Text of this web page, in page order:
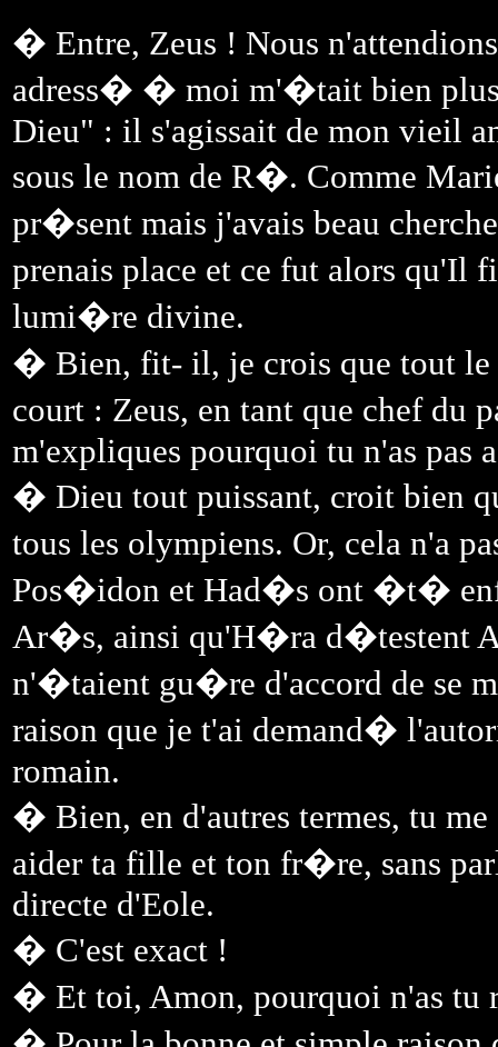
� Entre, Zeus ! Nous
adress� � moi m'�tait bien
Dieu" : il s'agissait de mon vieil
sous le nom de R�. Comme
pr�sent mais j'avais beau
prenais place et ce fut alors
lumi�re divine.
� Bien, fit- il, je crois que tout le
court : Zeus, en tant que chef du
m'expliques pourquoi tu n'as pas
� Dieu tout puissant, croit bien
tous les olympiens. Or, cela n'a
Pos�idon et Had�s ont �t�
Ar�s, ainsi qu'H�ra d�testent
n'�taient gu�re d'accord de se
raison que je t'ai demand�
romain.
� Bien, en d'autres termes, tu me
aider ta fille et ton fr�re, sans
directe d'Eole.
� C'est exact !
� Et toi, Amon, pourquoi n'as tu